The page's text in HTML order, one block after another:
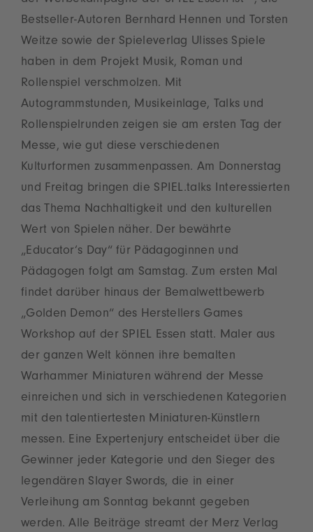
Bestseller-Autoren Bernhard Hennen und Torsten
Weitze sowie der Spieleverlag Ulisses Spiele
haben in dem Projekt Musik, Roman und
Rollenspiel verschmolzen. Mit
Autogrammstunden, Musikeinlage, Talks und
Rollenspielrunden zeigen sie am ersten Tag der
Messe, wie gut diese verschiedenen
Kulturformen zusammenpassen. Am Donnerstag
und Freitag bringen die SPIEL.talks Interessierten
das Thema Nachhaltigkeit und den kulturellen
Wert von Spielen näher. Der bewährte
„Educator’s Day“ für Pädagoginnen und
Pädagogen folgt am Samstag. Zum ersten Mal
findet darüber hinaus der Bemalwettbewerb
„Golden Demon“ des Herstellers Games
Workshop auf der SPIEL Essen statt. Maler aus
der ganzen Welt können ihre bemalten
Warhammer Miniaturen während der Messe
einreichen und sich in verschiedenen Kategorien
mit den talentiertesten Miniaturen-Künstlern
messen. Eine Expertenjury entscheidet über die
Gewinner jeder Kategorie und den Sieger des
legendären Slayer Swords, die in einer
Verleihung am Sonntag bekannt gegeben
werden. Alle Beiträge streamt der Merz Verlag